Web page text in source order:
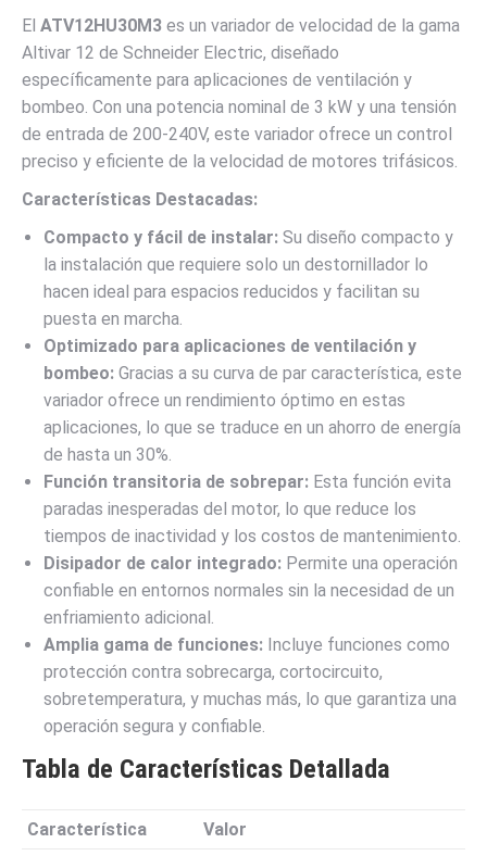
El ATV12HU30M3 es un variador de velocidad de la gama
Altivar 12 de Schneider Electric, diseñado
específicamente para aplicaciones de ventilación y
bombeo. Con una potencia nominal de 3 kW y una tensión
de entrada de 200-240V, este variador ofrece un control
preciso y eficiente de la velocidad de motores trifásicos.
Características Destacadas:
Compacto y fácil de instalar: Su diseño compacto y
la instalación que requiere solo un destornillador lo
hacen ideal para espacios reducidos y facilitan su
puesta en marcha.
Optimizado para aplicaciones de ventilación y
bombeo: Gracias a su curva de par característica, este
variador ofrece un rendimiento óptimo en estas
aplicaciones, lo que se traduce en un ahorro de energía
de hasta un 30%.
Función transitoria de sobrepar: Esta función evita
paradas inesperadas del motor, lo que reduce los
tiempos de inactividad y los costos de mantenimiento.
Disipador de calor integrado: Permite una operación
confiable en entornos normales sin la necesidad de un
enfriamiento adicional.
Amplia gama de funciones: Incluye funciones como
protección contra sobrecarga, cortocircuito,
sobretemperatura, y muchas más, lo que garantiza una
operación segura y confiable.
Tabla de Características Detallada
Característica Valor